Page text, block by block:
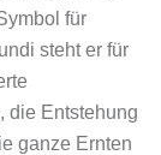
für
steht er für
die Entstehung
ganze Ernten